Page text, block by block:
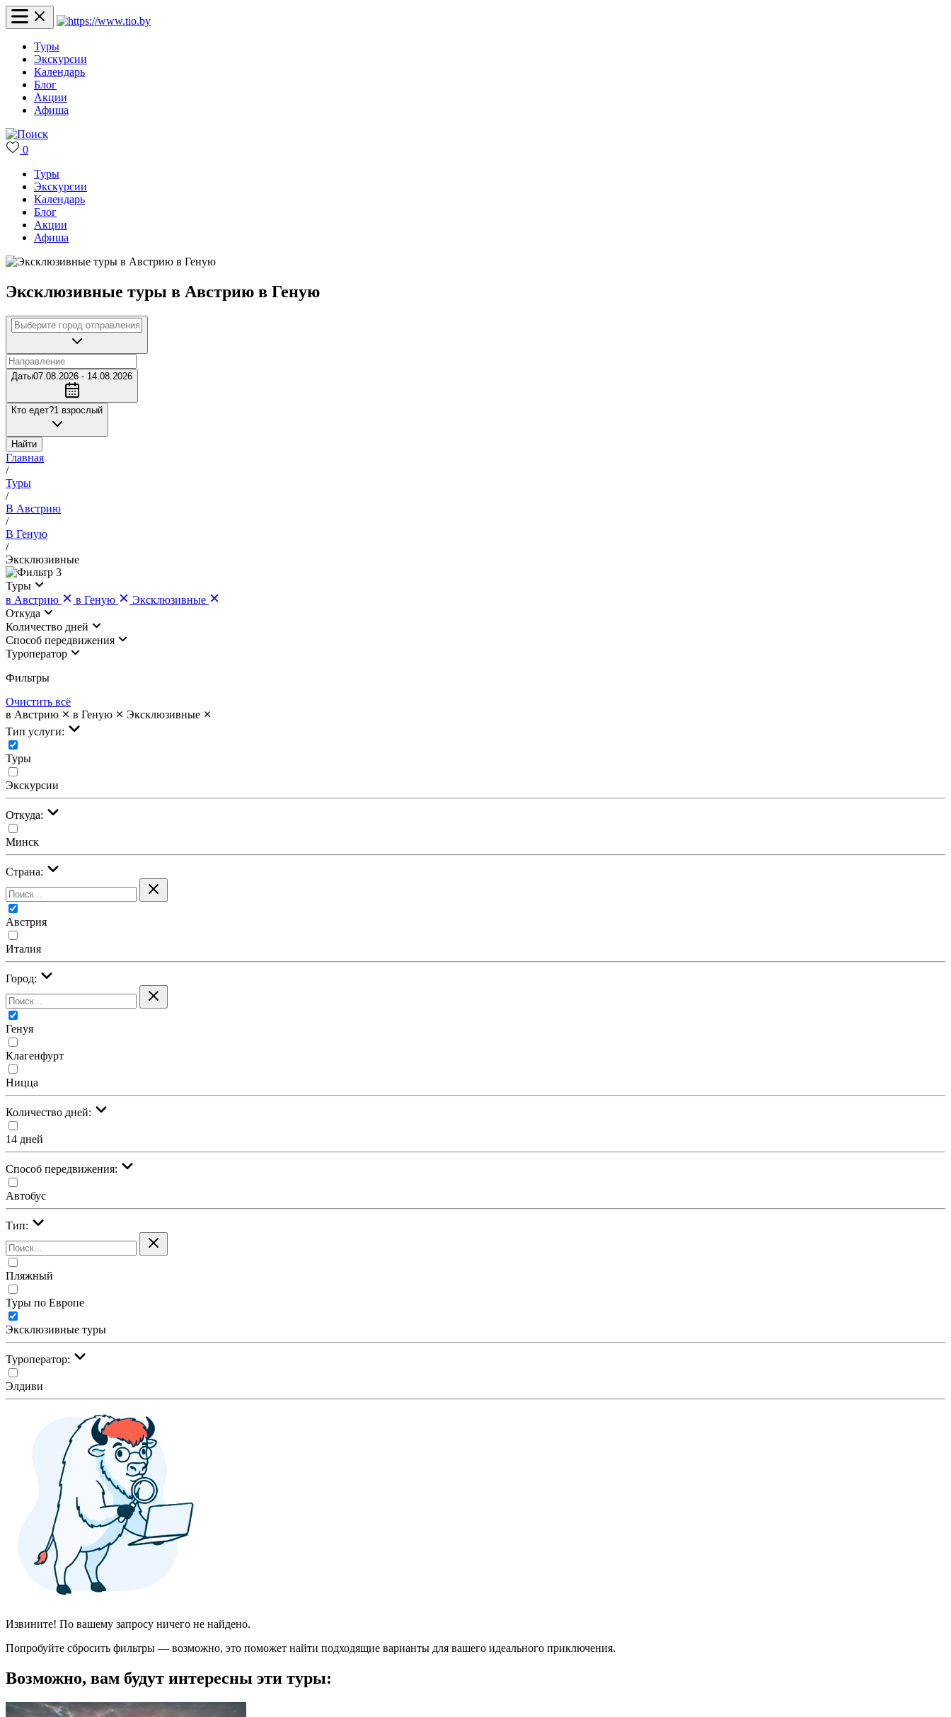
Туры
Экскурсии
Календарь
Блог
Акции
Афиша
0
Туры
Экскурсии
Календарь
Блог
Акции
Афиша
Эксклюзивные туры в Австрию в Геную
Даты07.08.2026 - 14.08.2026
Кто едет?1 взрослый
Найти
Главная
/
Туры
/
В Австрию
/
В Геную
/
Эксклюзивные
3
Туры
в Австрию
в Геную
Эксклюзивные
Откуда
Количество дней
Cпособ передвижения
Туроператор
Фильтры
Очистить всё
в Австрию
в Геную
Эксклюзивные
Тип услуги:
Туры
Экскурсии
Откуда:
Минск
Страна:
Австрия
Италия
Город:
Генуя
Клагенфурт
Ницца
Количество дней:
14 дней
Cпособ передвижения:
Автобус
Тип:
Пляжный
Туры по Европе
Эксклюзивные туры
Туроператор:
Элдиви
Извините! По вашему запросу ничего не найдено.
Попробуйте сбросить фильтры — возможно, это поможет найти подходящие варианты для вашего идеального приключения.
Возможно, вам будут интересны эти туры: